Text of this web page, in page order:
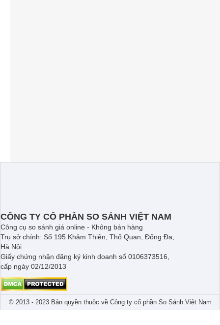
CÔNG TY CỔ PHẦN SO SÁNH VIỆT NAM
Công cụ so sánh giá online - Không bán hàng
Trụ sở chính: Số 195 Khâm Thiên, Thổ Quan, Đống Đa,
Hà Nội
Giấy chứng nhận đăng ký kinh doanh số 0106373516,
cấp ngày 02/12/2013
© 2013 - 2023 Bản quyền thuộc về Công ty cổ phần So Sánh Việt Nam